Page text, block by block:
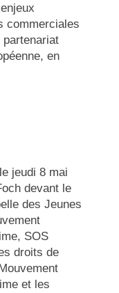
commerciales
en
jeudi 8 mai
devant le
des Jeunes
SOS
droits de
et les